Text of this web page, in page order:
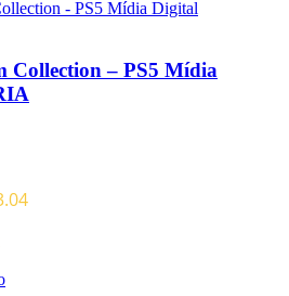
Collection – PS5 Mídia